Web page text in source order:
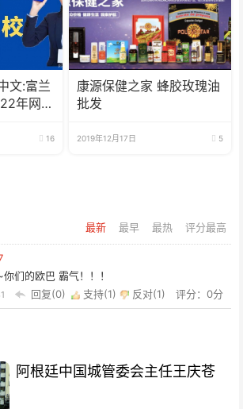
文:富兰
年网校
16
康源保健之家 蜂胶玫瑰油
批发
2019年12月17日 5
最新 最早 最热 评分最高
们的欧巴 霸气！！！
回复(0) 支持(1) 反对(1) 评分：0分
阿根廷中国城管委会主任王庆苍